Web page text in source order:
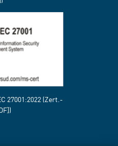
27001:2022 (Zert.-